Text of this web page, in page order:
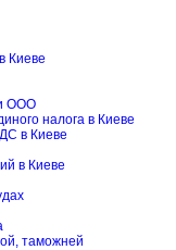
Киеве
ООО
налога в Киеве
в Киеве
в Киеве
таможней